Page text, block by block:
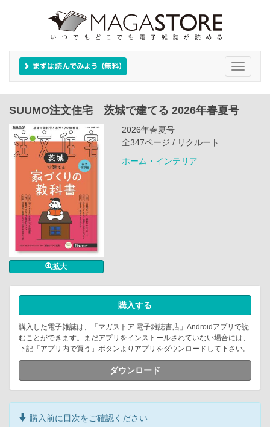
Toggle
SUUMO注文住宅 茨城で建てる 2026年春夏号
拡大
2026年春夏号
全347ページ / リクルート
ホーム・インテリア
購入する
購入した電子雑誌は、「マガストア 電子雑誌書店」Androidアプリで読
むことができます。まだアプリをインストールされていない場合には、
下記「アプリ内で買う」ボタンよりアプリをダウンロードして下さい。
ダウンロード
購入前に目次をご確認ください